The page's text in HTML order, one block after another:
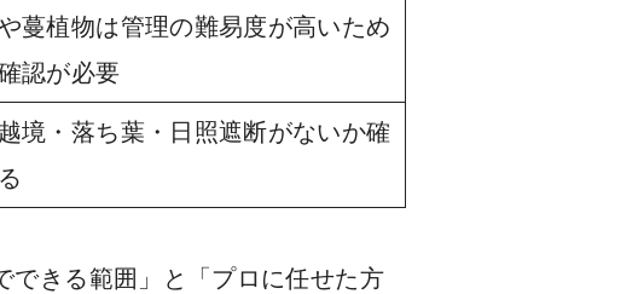
蔓植物は管理の難易度が高いため
認が必要
境・落ち葉・日照遮断がないか確
できる範囲」と「プロに任せた方